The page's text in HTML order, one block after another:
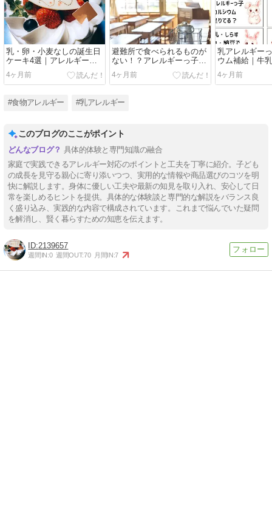
乳・卵・小麦なしの誕生日
ケーキ4選｜アレルギーっ
子ママが実際に買ってよか
ったケーキとパーティー対
策
4ヶ月前
避難所で食べられるものが
ない！？アレルギーっ子マ
マが本気で備えた非常食と
防災リュックの中身
4ヶ月前
乳アレルギー
ウム補給｜牛
丈夫だった我
つ
4ヶ月前
#食物アレルギー #乳アレルギー
このブログのここがポイント
具体的体験と専門知識の融合
家庭で実践できるアレルギー対応のポイントと工夫を丁寧に紹介。子ども
の成長を見守る親心に寄り添いつつ、実用的な情報や商品選びのコツを明
快に解説します。身体に優しい工夫や最新の知見を取り入れ、安心して日
常を楽しめるヒントを提供。具体的な体験談と専門的な解説をバランス良
く盛り込み、実践的な内容で構成されています。これまで悩んでいた疑問
を解消し、賢く暮らすための知恵を伝えます。
2139657
週間IN:0 週間OUT:70 月間IN:7